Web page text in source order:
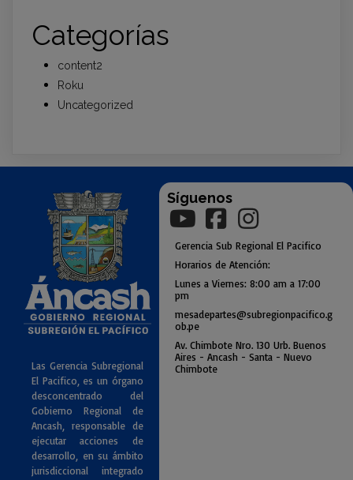
Categorías
content2
Roku
Uncategorized
Las Gerencia Subregional
El Pacifico, es un órgano
desconcentrado del
Gobierno Regional de
Ancash, responsable de
ejecutar acciones de
desarrollo, en su ámbito
jurisdiccional integrado
Síguenos
Gerencia Sub Regional El Pacifico
Horarios de Atención:
Lunes a Viernes: 8:00 am a 17:00
pm
mesadepartes@subregionpacifico.g
ob.pe
Av. Chimbote Nro. 130 Urb. Buenos
Aires - Ancash - Santa - Nuevo
Chimbote